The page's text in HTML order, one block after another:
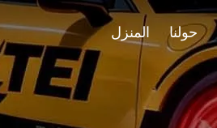
المنزل حولنا